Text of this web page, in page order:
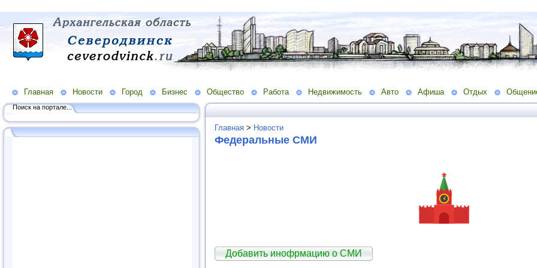
Главная Новости Город Бизнес Общество Работа Недвижимость Авто Афиша Отдых
Поиск на портале...
Главная > Новости
Федеральные СМИ
Добавить инофрмацию о СМИ